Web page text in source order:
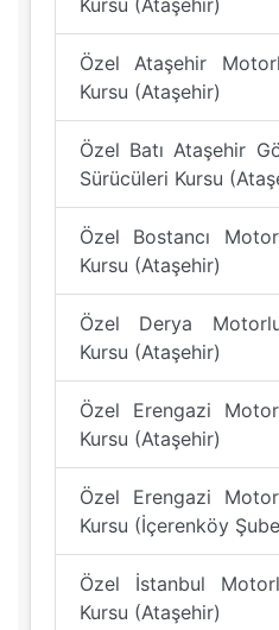
Kursu (Ataşehir)
Özel Ataşehir
Kursu (Ataşehir)
Özel Batı Ataşehir
Sürücüleri Kursu
Özel Bostancı
Kursu (Ataşehir)
Özel Derya
Kursu (Ataşehir)
Özel Erengazi
Kursu (Ataşehir)
Özel Erengazi
Kursu (İçerenköy
Özel İstanbul
Kursu (Ataşehir)